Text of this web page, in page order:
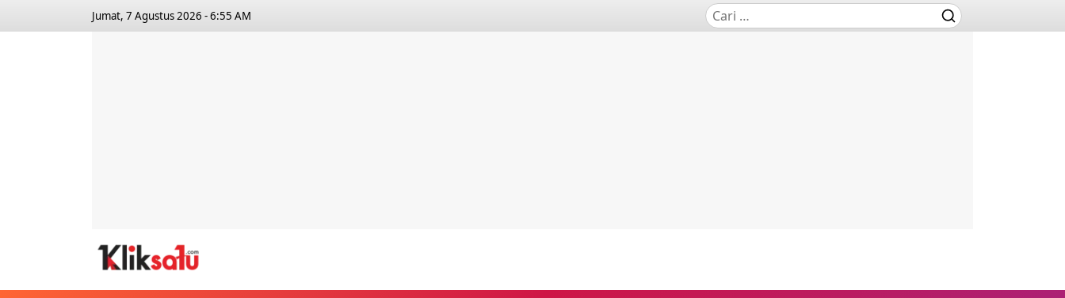
Jumat, 7 Agustus 2026 - 6:55 AM